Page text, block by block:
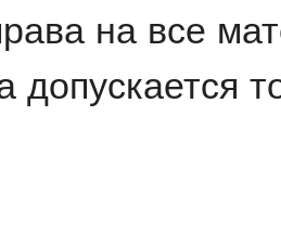
на все
допускается